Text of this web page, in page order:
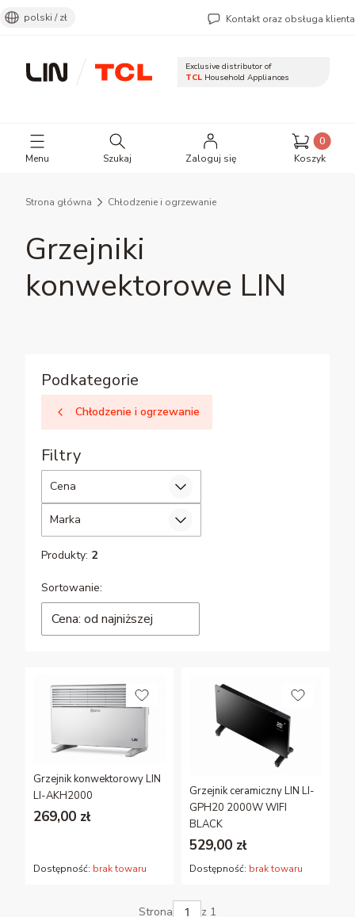
polski / zł Kontakt oraz obsługa klienta
Exclusive distributor of
TCL Household Appliances
Menu
Otwórz wyszukiwarkę
Szukaj Zaloguj się
Produkty
Koszyk
Strona główna Chłodzenie i ogrzewanie
Grzejniki
konwektorowe LIN
Podkategorie
Chłodzenie i ogrzewanie
Filtry
Cena
Marka
Produkty: 2
Lista produktów
Sortowanie:
Cena: od najniższej
Grzejnik konwektorowy LIN
LI-AKH2000
269,00 zł
Dostępność: brak towaru
Grzejnik ceramiczny LIN LI-
GPH20 2000W WIFI
BLACK
529,00 zł
Dostępność: brak towaru
Strona z 1